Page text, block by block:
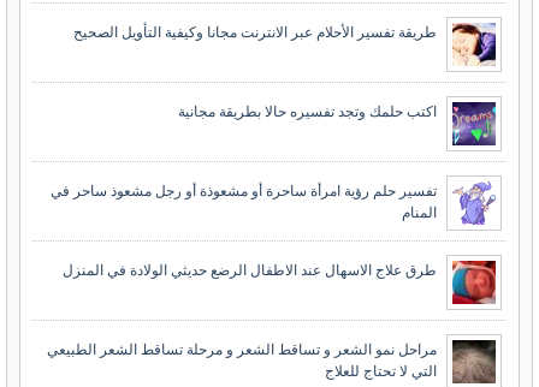
طريقة تفسير الأحلام عبر الانترنت مجانا وكيفية التأويل الصحيح
اكتب حلمك وتجد تفسيره حالا بطريقة مجانية
تفسير حلم رؤية امرأة ساحرة أو مشعوذة أو رجل مشعوذ ساحر في
المنام
طرق علاج الاسهال عند الاطفال الرضع حديثي الولادة في المنزل
مراحل نمو الشعر و تساقط الشعر و مرحلة تساقط الشعر الطبيعي
التي لا تحتاج للعلاج